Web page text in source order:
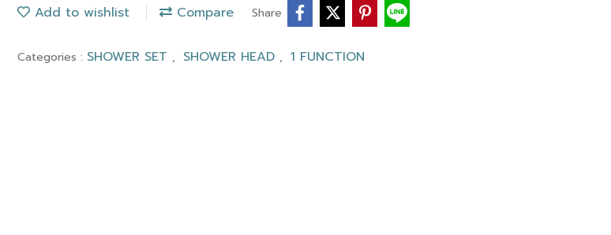
Add to wishlist Compare Share
Categories : SHOWER SET , SHOWER HEAD , 1 FUNCTION